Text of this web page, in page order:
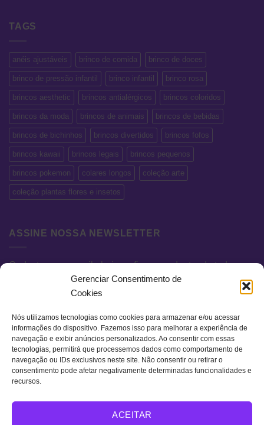
Gerenciar Consentimento de
Cookies
Nós utilizamos tecnologias como cookies para armazenar e/ou acessar
informações do dispositivo. Fazemos isso para melhorar a experiência de
navegação e exibir anúncios personalizados. Ao consentir com essas
tecnologias, permitirá que processemos dados como comportamento de
navegação ou IDs exclusivos neste site. Não consentir ou retirar o
consentimento pode afetar negativamente determinadas funcionalidades e
recursos.
ACEITAR
TAGS
anéis ajustáveis brinco de comida brinco de doces
brinco de pressão infantil brinco infantil brinco rosa
brincos aesthetic brincos antialérgicos brincos coloridos
brincos da moda brincos de animais brincos de bebidas
brincos de bichinhos brincos divertidos brincos fofos
brincos kawaii brincos legais brincos pequenos
brincos pokemon colares longos coleção arte
coleção plantas flores e insetos
ASSINE NOSSA NEWSLETTER
Cadastre seu e-mail abaixo e fique por dentro de todas as
novidades e promoções exclusivas.
Visa MasterCard